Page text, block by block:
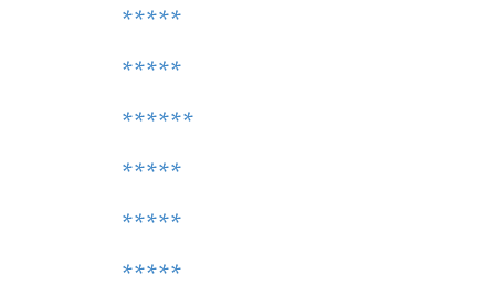
*****
*****
******
*****
*****
*****